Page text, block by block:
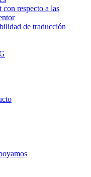
respecto a las
de traducción